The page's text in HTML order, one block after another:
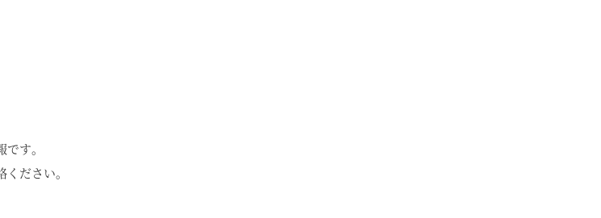
す。
ださい。